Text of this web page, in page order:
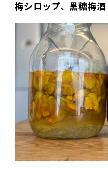
梅シロップ、黒糖梅酒